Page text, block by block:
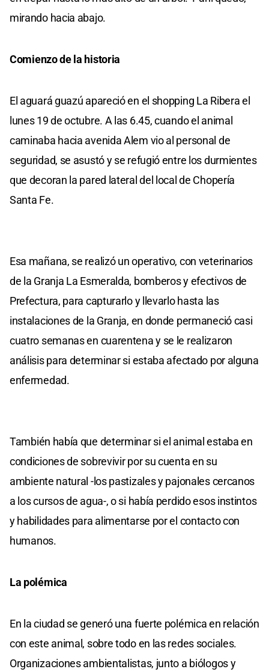
mirando hacia abajo.
Comienzo de la historia
El aguará guazú apareció en el shopping La Ribera el
lunes 19 de octubre. A las 6.45, cuando el animal
caminaba hacia avenida Alem vio al personal de
seguridad, se asustó y se refugió entre los durmientes
que decoran la pared lateral del local de Chopería
Santa Fe.
Esa mañana, se realizó un operativo, con veterinarios
de la Granja La Esmeralda, bomberos y efectivos de
Prefectura, para capturarlo y llevarlo hasta las
instalaciones de la Granja, en donde permaneció casi
cuatro semanas en cuarentena y se le realizaron
análisis para determinar si estaba afectado por alguna
enfermedad.
También había que determinar si el animal estaba en
condiciones de sobrevivir por su cuenta en su
ambiente natural -los pastizales y pajonales cercanos
a los cursos de agua-, o si había perdido esos instintos
y habilidades para alimentarse por el contacto con
humanos.
La polémica
En la ciudad se generó una fuerte polémica en relación
con este animal, sobre todo en las redes sociales.
Organizaciones ambientalistas, junto a biólogos y